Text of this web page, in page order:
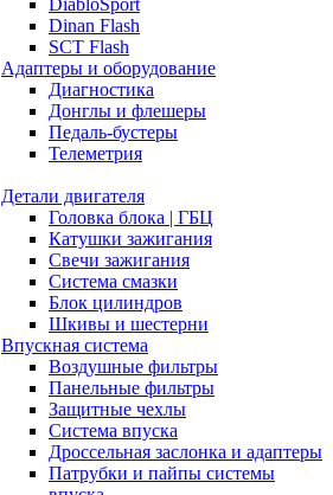
DiabloSport
Dinan Flash
SCT Flash
Адаптеры и оборудование
Диагностика
Донглы и флешеры
Педаль-бустеры
Телеметрия
Детали двигателя
Головка блока | ГБЦ
Катушки зажигания
Свечи зажигания
Система смазки
Блок цилиндров
Шкивы и шестерни
Впускная система
Воздушные фильтры
Панельные фильтры
Защитные чехлы
Система впуска
Дроссельная заслонка и адаптеры
Патрубки и пайпы системы